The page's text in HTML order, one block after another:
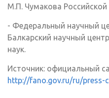
М.П. Чумакова Российской
- Федеральный научный
Балкарский научный
наук.
Источник: официальный
http://fano.gov.ru/ru/press-